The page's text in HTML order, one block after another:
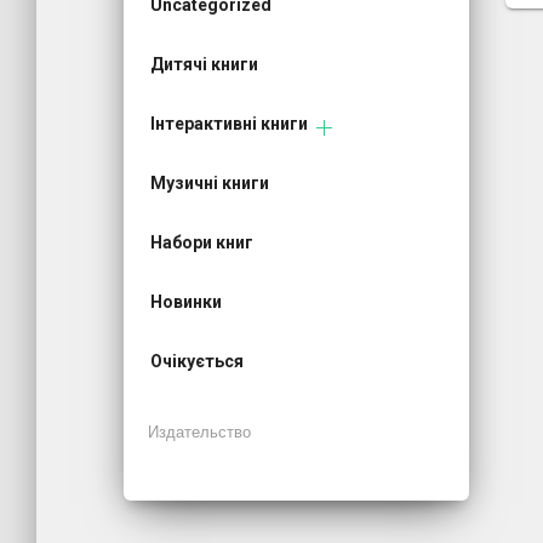
Uncategorized
Дитячі книги
Інтерактивні книги
Музичні книги
Набори книг
Новинки
Очікується